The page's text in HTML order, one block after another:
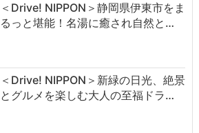
＜Drive! NIPPON＞静岡県伊東市をま
るっと堪能！名湯に癒され自然と…
＜Drive! NIPPON＞新緑の日光、絶景
とグルメを楽しむ大人の至福ドラ…